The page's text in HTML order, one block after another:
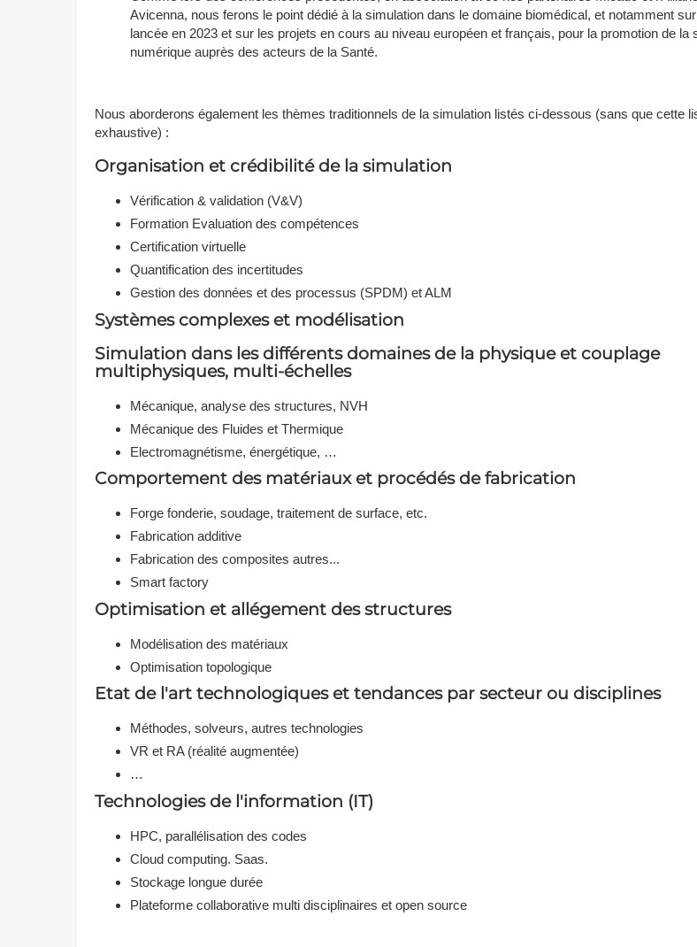
Avicenna, nous ferons le point dédié à la simulation dans le domaine biomédical, et notamment sur
lancée en 2023 et sur les projets en cours au niveau européen et français, pour la promotion de la
numérique auprès des acteurs de la Santé.
Nous aborderons également les thèmes traditionnels de la simulation listés ci-dessous (sans que cette
exhaustive) :
Organisation et crédibilité de la simulation
Vérification & validation (V&V)
Formation Evaluation des compétences
Certification virtuelle
Quantification des incertitudes
Gestion des données et des processus (SPDM) et ALM
Systèmes complexes et modélisation
Simulation dans les différents domaines de la physique et couplage
multiphysiques, multi-échelles
Mécanique, analyse des structures, NVH
Mécanique des Fluides et Thermique
Electromagnétisme, énergétique, …
Comportement des matériaux et procédés de fabrication
Forge fonderie, soudage, traitement de surface, etc.
Fabrication additive
Fabrication des composites autres...
Smart factory
Optimisation et allégement des structures
Modélisation des matériaux
Optimisation topologique
Etat de l'art technologiques et tendances par secteur ou disciplines
Méthodes, solveurs, autres technologies
VR et RA (réalité augmentée)
…
Technologies de l'information (IT)
HPC, parallélisation des codes
Cloud computing. Saas.
Stockage longue durée
Plateforme collaborative multi disciplinaires et open source